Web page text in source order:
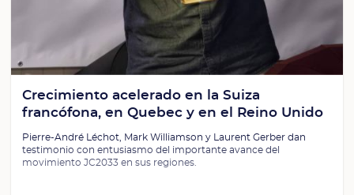
Crecimiento acelerado en la Suiza
francófona, en Quebec y en el Reino Unido
Pierre-André Léchot, Mark Williamson y Laurent Gerber dan
testimonio con entusiasmo del importante avance del
movimiento JC2033 en sus regiones.